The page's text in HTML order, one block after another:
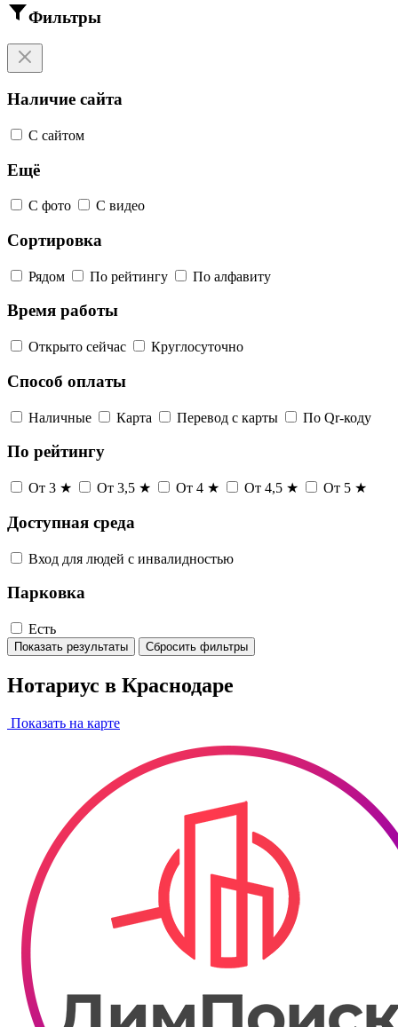
Фильтры
Наличие сайта
С сайтом
Ещё
С фото С видео
Сортировка
Рядом По рейтингу По алфавиту
Время работы
Открыто сейчас Круглосуточно
Способ оплаты
Наличные Карта Перевод с карты По Qr-коду
По рейтингу
От 3 ★ От 3,5 ★ От 4 ★ От 4,5 ★ От 5 ★
Доступная среда
Вход для людей с инвалидностью
Парковка
Есть
Показать результаты Сбросить фильтры
Нотариус в Краснодаре
Показать на карте